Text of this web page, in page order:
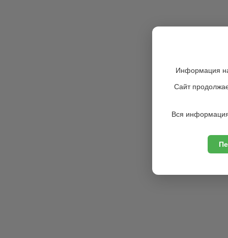
Информация
Сайт
Вся